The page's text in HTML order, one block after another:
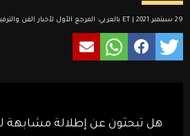
29 سبتمبر 2021 | ET بالعربي: المرجع الأول لأخبار الفن والترفيه في العالم العربي
هل تبحثون عن إطلالة مشابهة